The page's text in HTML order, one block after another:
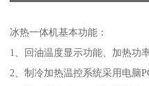
冰热一体机基本功能：
1、回油温度显示功能、加热功
2、制冷加热温控系统采用电脑